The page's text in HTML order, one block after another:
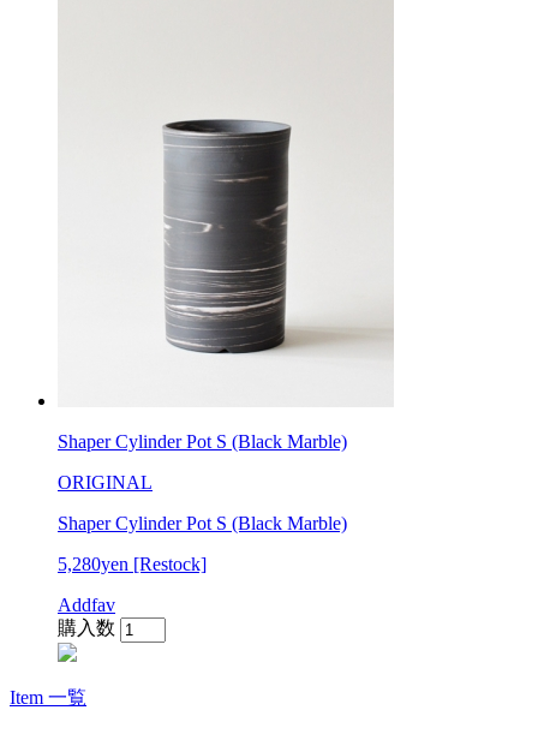
Shaper Cylinder Pot S (Black Marble)
ORIGINAL
Shaper Cylinder Pot S (Black Marble)
5,280yen [Restock]
Addfav
購入数
Item 一覧